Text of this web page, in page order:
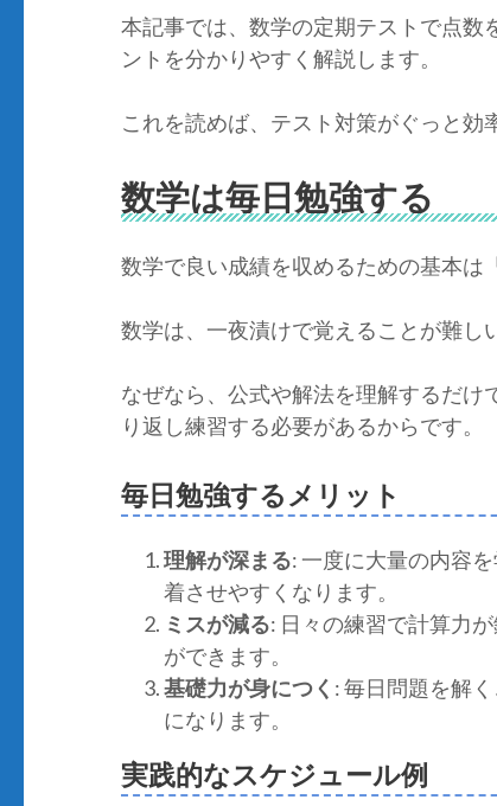
本記事では、数学の定期テストで点数
ントを分かりやすく解説します。
これを読めば、テスト対策がぐっと効
数学は毎日勉強する
数学で良い成績を収めるための基本は
数学は、一夜漬けで覚えることが難し
なぜなら、公式や解法を理解するだ
り返し練習する必要があるからです。
毎日勉強するメリット
理解が深まる: 一度に大量の内容
着させやすくなります。
ミスが減る: 日々の練習で計算力
ができます。
基礎力が身につく : 毎日問題を解
になります。
実践的なスケジュール例